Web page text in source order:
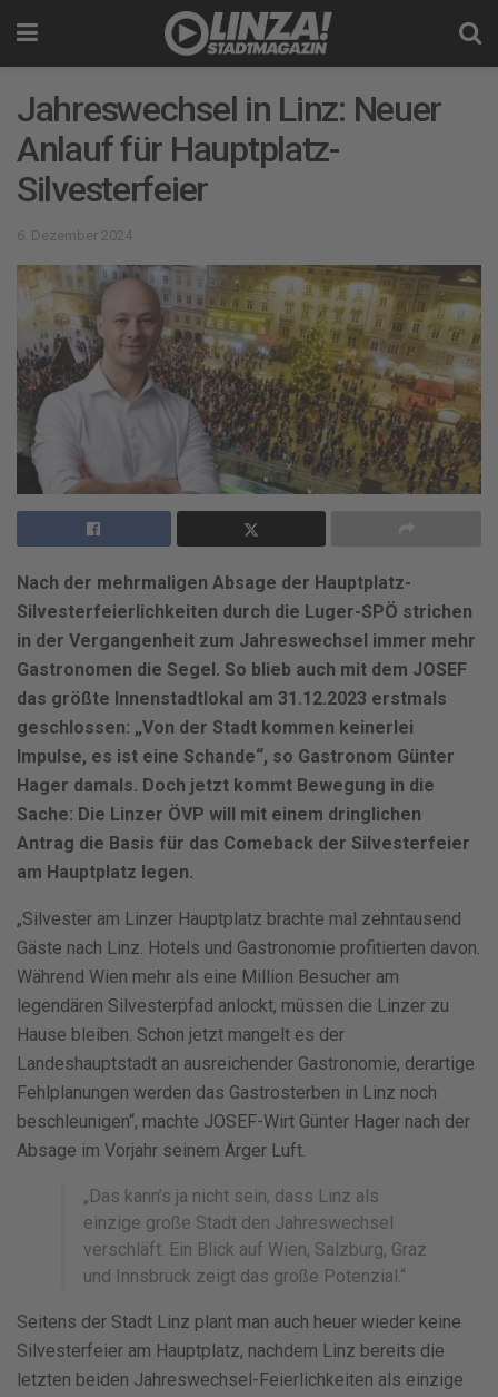
Jahreswechsel in Linz: Neuer
Anlauf für Hauptplatz-
Silvesterfeier
6. Dezember 2024
Nach der mehrmaligen Absage der Hauptplatz-
Silvesterfeierlichkeiten durch die Luger-SPÖ strichen
in der Vergangenheit zum Jahreswechsel immer mehr
Gastronomen die Segel. So blieb auch mit dem JOSEF
das größte Innenstadtlokal am 31.12.2023 erstmals
geschlossen: „Von der Stadt kommen keinerlei
Impulse, es ist eine Schande“, so Gastronom Günter
Hager damals. Doch jetzt kommt Bewegung in die
Sache: Die Linzer ÖVP will mit einem dringlichen
Antrag die Basis für das Comeback der Silvesterfeier
am Hauptplatz legen.
„Silvester am Linzer Hauptplatz brachte mal zehntausend
Gäste nach Linz. Hotels und Gastronomie profitierten davon.
Während Wien mehr als eine Million Besucher am
legendären Silvesterpfad anlockt, müssen die Linzer zu
Hause bleiben. Schon jetzt mangelt es der
Landeshauptstadt an ausreichender Gastronomie, derartige
Fehlplanungen werden das Gastrosterben in Linz noch
beschleunigen“, machte JOSEF-Wirt Günter Hager nach der
Absage im Vorjahr seinem Ärger Luft.
„Das kann’s ja nicht sein, dass Linz als
einzige große Stadt den Jahreswechsel
verschläft. Ein Blick auf Wien, Salzburg, Graz
und Innsbruck zeigt das große Potenzial.“
Seitens der Stadt Linz plant man auch heuer wieder keine
Silvesterfeier am Hauptplatz, nachdem Linz bereits die
letzten beiden Jahreswechsel-Feierlichkeiten als einzige